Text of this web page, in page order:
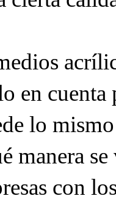
en cuenta
lo
manera
con